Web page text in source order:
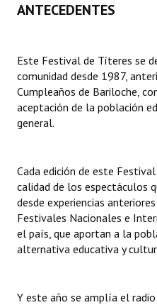
Carta Orgánica 2007
Digesto
Organigrama
Informes de Gestión
Proyectos Presentados
Dictámenes Asesoría Letrada
Actas de Sesión
ANTECEDENTES
Este Festival de Títeres se
comunidad desde 1987,
Cumpleaños de Bariloche,
aceptación de la población
general.
Cada edición de este
calidad de los espectáculos
desde experiencias
Festivales Nacionales e
el país, que aportan a la
alternativa educativa y
Y este año se amplía el